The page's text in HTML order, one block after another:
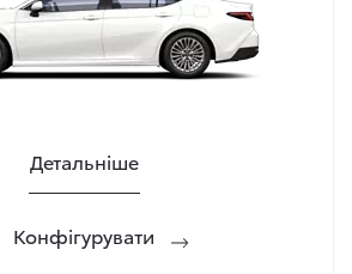
Детальніше
Конфігурувати